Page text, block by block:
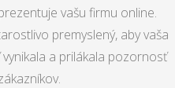
vašu firmu online.
premyslený, aby vaša
a prilákala pozornosť